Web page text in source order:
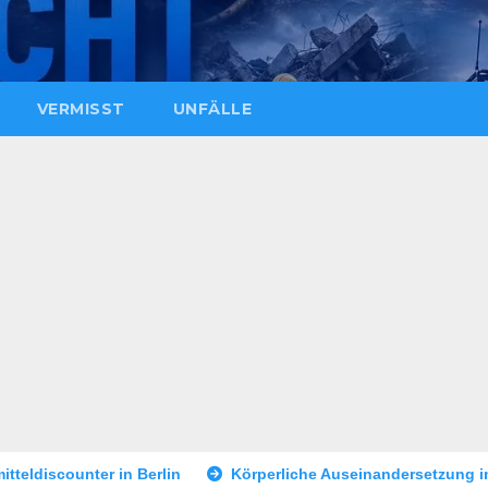
VERMISST UNFÄLLE
Körperliche Auseinandersetzung in der Landshuter